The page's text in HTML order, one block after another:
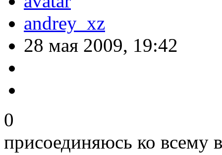
andrey_xz
28 мая 2009, 19:42
0
присоединяюсь ко всему